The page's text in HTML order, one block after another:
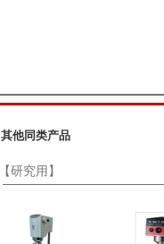
其他同类产品
【研究用】